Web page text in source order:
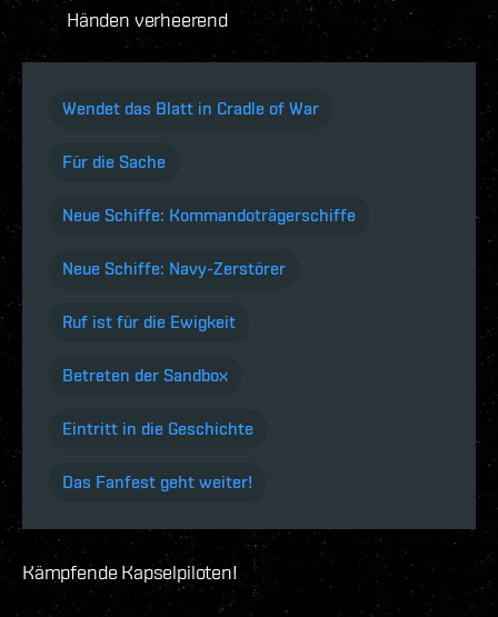
Händen verheerend
Wendet das Blatt in Cradle of War
Für die Sache
Neue Schiffe: Kommandoträgerschiffe
Neue Schiffe: Navy-Zerstörer
Ruf ist für die Ewigkeit
Betreten der Sandbox
Eintritt in die Geschichte
Das Fanfest geht weiter!
Kämpfende Kapselpiloten!